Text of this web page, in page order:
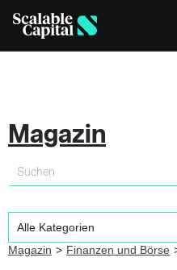
Magazin
Magazin Finanzen und Börse